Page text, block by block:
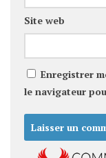
Site web
Enregistrer
le navigateur